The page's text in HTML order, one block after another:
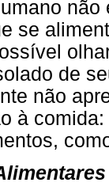
se
de
não
à